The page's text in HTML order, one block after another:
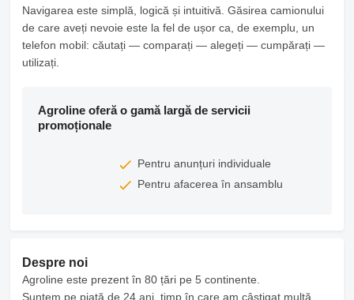
Navigarea este simplă, logică și intuitivă. Găsirea camionului
de care aveți nevoie este la fel de ușor ca, de exemplu, un
telefon mobil: căutați — comparați — alegeți — cumpărați —
utilizați.
Agroline oferă o gamă largă de servicii
promoționale
Pentru anunțuri individuale
Pentru afacerea în ansamblu
Despre noi
Agroline este prezent în 80 țări pe 5 continente.
Suntem pe piață de 24 ani, timp în care am câștigat multă